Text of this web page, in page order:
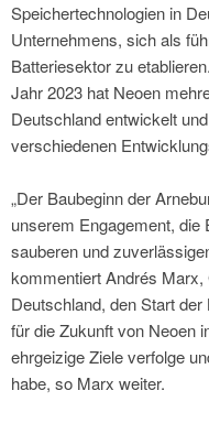
Speichertechnologien in
Unternehmens, sich als
Batteriesektor zu
Jahr 2023 hat Neoen
Deutschland entwickelt
verschiedenen
„Der Baubeginn der
unserem Engagement, die
sauberen und
kommentiert Andrés
Deutschland, den Start
für die Zukunft von Neoen
ehrgeizige Ziele verfolge
habe, so Marx weiter.